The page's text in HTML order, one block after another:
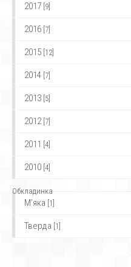
2017 [9]
2016 [7]
2015 [12]
2014 [7]
2013 [5]
2012 [7]
2011 [4]
2010 [4]
Обкладинка
М’яка [1]
Тверда [1]